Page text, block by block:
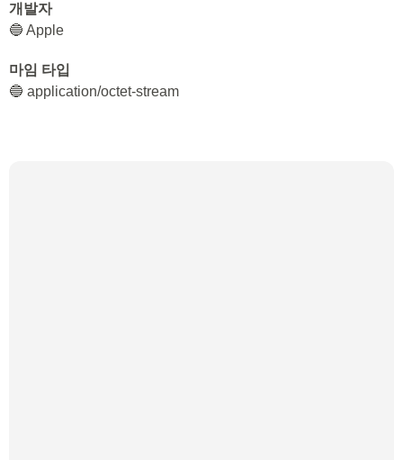
개발자
🔵 Apple
마임 타입
🔵 application/octet-stream